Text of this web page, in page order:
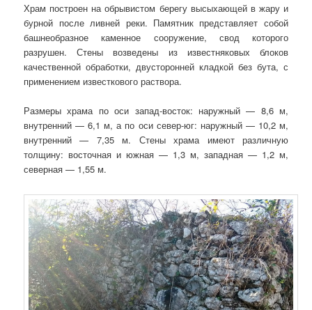
Храм построен на обрывистом берегу высыхающей в жару и
бурной после ливней реки. Памятник представляет собой
башнеобразное каменное сооружение, свод которого
разрушен. Стены возведены из известняковых блоков
качественной обработки, двусторонней кладкой без бута, с
применением известкового раствора.
Размеры храма по оси запад-восток: наружный — 8,6 м,
внутренний — 6,1 м, а по оси север-юг: наружный — 10,2 м,
внутренний — 7,35 м. Стены храма имеют различную
толщину: восточная и южная — 1,3 м, западная — 1,2 м,
северная — 1,55 м.